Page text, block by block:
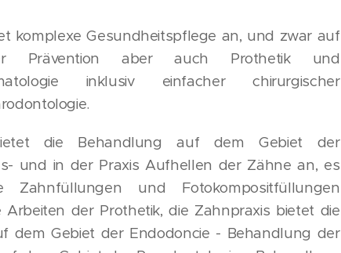
komplexe Gesundheitspflege an, und zwar auf
Prävention aber auch Prothetik und
inklusiv einfacher chirurgischer
die Behandlung auf dem Gebiet der
und in der Praxis Aufhellen der Zähne an, es
Zahnfüllungen und Fotokompositfüllungen
Arbeiten der Prothetik, die Zahnpraxis bietet die
dem Gebiet der Endodoncie - Behandlung der